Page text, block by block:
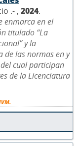
.- , 2024.
enmarca en el
titulado “La
y la
de las normas en y
cual participan
de la Licenciatura